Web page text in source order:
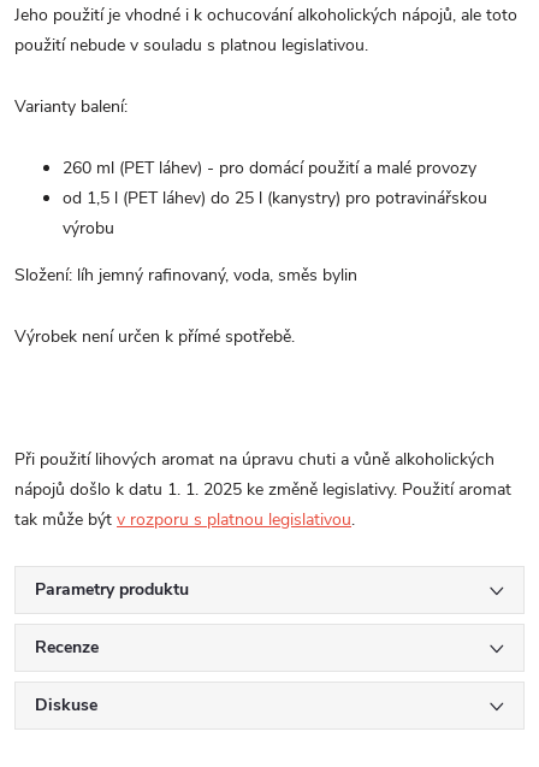
Jeho použití je vhodné i k ochucování alkoholických nápojů, ale toto
použití nebude v souladu s platnou legislativou.
Varianty balení:
260 ml (PET láhev) - pro domácí použití a malé provozy
od 1,5 l (PET láhev) do 25 l (kanystry) pro potravinářskou
výrobu
Složení: líh jemný rafinovaný, voda, směs bylin
Výrobek není určen k přímé spotřebě.
Při použití lihových aromat na úpravu chuti a vůně alkoholických
nápojů došlo k datu 1. 1. 2025 ke změně legislativy. Použití aromat
tak může být v rozporu s platnou legislativou.
Parametry produktu
Recenze
Diskuse